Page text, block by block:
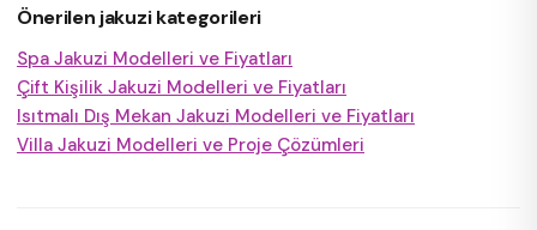
Önerilen jakuzi kategorileri
Spa Jakuzi Modelleri ve Fiyatları
Çift Kişilik Jakuzi Modelleri ve Fiyatları
Isıtmalı Dış Mekan Jakuzi Modelleri ve Fiyatları
Villa Jakuzi Modelleri ve Proje Çözümleri